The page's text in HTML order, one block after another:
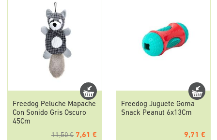
Freedog Peluche Mapache
Con Sonido Gris Oscuro
45Cm
11,50 € 7,61 €
Freedog Juguete Goma
Snack Peanut 6x13Cm
9,71 €